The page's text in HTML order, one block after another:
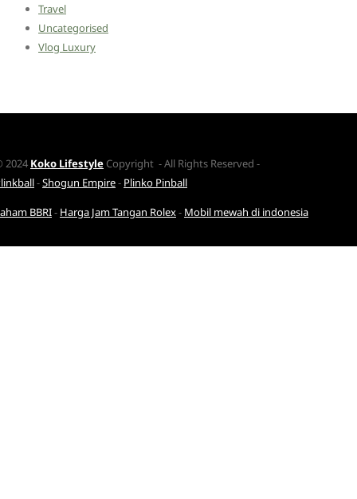
Travel
Uncategorised
Vlog Luxury
2024 Koko Lifestyle Copyright - All Rights Reserved -
-Shogun Empire- Plinko Pinball
BBRI- Harga Jam Tangan Rolex- Mobil mewah di indonesia